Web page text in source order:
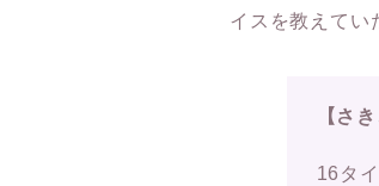
イスを教えてい
【さ
16タ